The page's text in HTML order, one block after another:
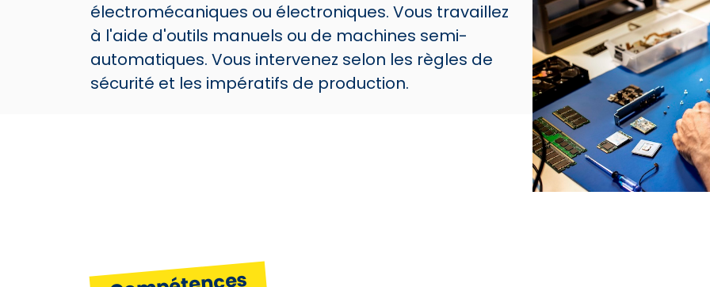
électromécaniques ou électroniques. Vous travaillez
à l'aide d'outils manuels ou de machines semi-
automatiques. Vous intervenez selon les règles de
sécurité et les impératifs de production.